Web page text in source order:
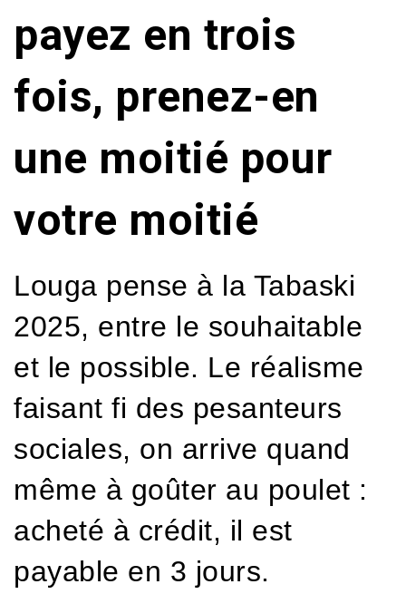
payez en trois
fois, prenez-en
une moitié pour
votre moitié
Louga pense à la Tabaski
2025, entre le souhaitable
et le possible. Le réalisme
faisant fi des pesanteurs
sociales, on arrive quand
même à goûter au poulet :
acheté à crédit, il est
payable en 3 jours.